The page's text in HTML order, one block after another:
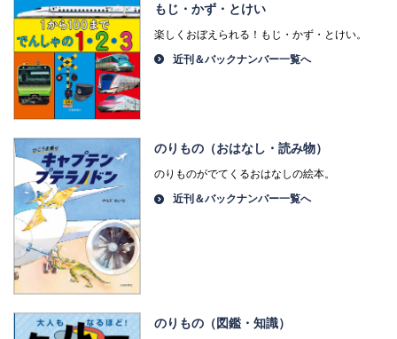
もじ・かず・とけい
楽しくおぼえられる！もじ・かず・とけい。
近刊＆バックナンバー一覧へ
のりもの（おはなし・読み物）
のりものがでてくるおはなしの絵本。
近刊＆バックナンバー一覧へ
のりもの（図鑑・知識）